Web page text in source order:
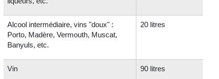
Alcool intermédiaire, vins "doux" :
Porto, Madère, Vermouth, Muscat,
Banyuls, etc.
20 litres
Vin
90 litres